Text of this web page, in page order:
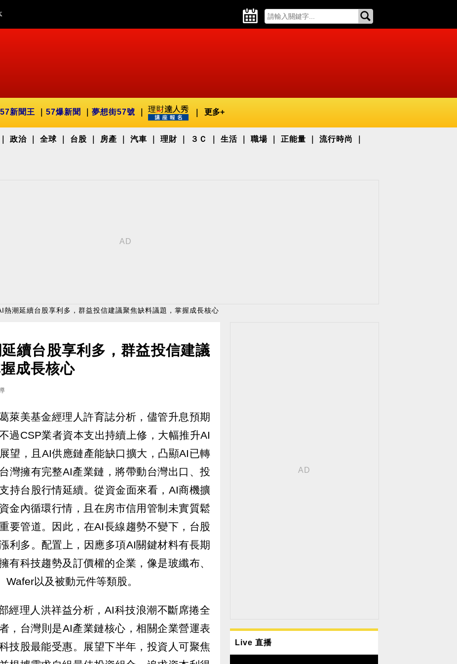
57新聞王 57爆新聞 夢想街57號 更多+
政治 全球 台股 房產 汽車 理財 ３Ｃ 生活 職場 正能量 流行時尚
熱潮延續台股享利多，群益投信建議聚焦缺料議題，掌握成長核心
續台股享利多，群益投信建議
成長核心
萊美基金經理人許育誌分析，儘管升息預期
過CSP業者資本支出持續上修，大幅推升AI
望，且AI供應鏈產能缺口擴大，凸顯AI已轉
灣擁有完整AI產業鏈，將帶動台灣出口、投
持台股行情延續。從資金面來看，AI商機擴
金內循環行情，且在房市信用管制未實質鬆
要管道。因此，在AI長線趨勢不變下，台股
利多。配置上，因應多項AI關鍵材料有長期
有科技趨勢及訂價權的企業，像是玻纖布、
以及被動元件等類股。
經理人洪祥益分析，AI科技浪潮不斷席捲全
，台灣則是AI產業鏈核心，相關企業營運表
技股最能受惠。展望下半年，投資人可聚焦
Live 直播